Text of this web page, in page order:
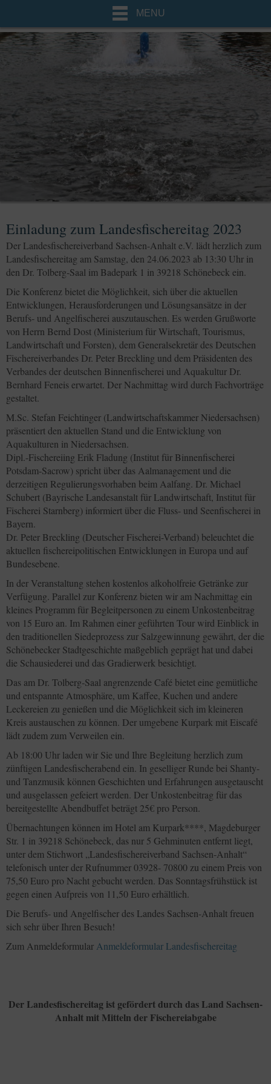
MENU
Einladung zum Landesfischereitag 2023
Der Landesfischereiverband Sachsen-Anhalt e.V. lädt herzlich zum
Landesfischereitag am Samstag, den 24.06.2023 ab 13:30 Uhr in
den Dr. Tolberg-Saal im Badepark 1 in 39218 Schönebeck ein.
Die Konferenz bietet die Möglichkeit, sich über die aktuellen
Entwicklungen, Herausforderungen und Lösungsansätze in der
Berufs- und Angelfischerei auszutauschen. Es werden Grußworte
von Herrn Bernd Dost (Ministerium für Wirtschaft, Tourismus,
Landwirtschaft und Forsten), dem Generalsekretär des Deutschen
Fischereiverbandes Dr. Peter Breckling und dem Präsidenten des
Verbandes der deutschen Binnenfischerei und Aquakultur Dr.
Bernhard Feneis erwartet. Der Nachmittag wird durch Fachvorträge
gestaltet.
M.Sc. Stefan Feichtinger (Landwirtschaftskammer Niedersachsen)
präsentiert den aktuellen Stand und die Entwicklung von
Aquakulturen in Niedersachsen.
Dipl.-Fischereiing Erik Fladung (Institut für Binnenfischerei
Potsdam-Sacrow) spricht über das Aalmanagement und die
derzeitigen Regulierungsvorhaben beim Aalfang. Dr. Michael
Schubert (Bayrische Landesanstalt für Landwirtschaft, Institut für
Fischerei Starnberg) informiert über die Fluss- und Seenfischerei in
Bayern.
Dr. Peter Breckling (Deutscher Fischerei-Verband) beleuchtet die
aktuellen fischereipolitischen Entwicklungen in Europa und auf
Bundesebene.
In der Veranstaltung stehen kostenlos alkoholfreie Getränke zur
Verfügung. Parallel zur Konferenz bieten wir am Nachmittag ein
kleines Programm für Begleitpersonen zu einem Unkostenbeitrag
von 15 Euro an. Im Rahmen einer geführten Tour wird Einblick in
den traditionellen Siedeprozess zur Salzgewinnung gewährt, der die
Schönebecker Stadtgeschichte maßgeblich geprägt hat und dabei
die Schausiederei und das Gradierwerk besichtigt.
Das am Dr. Tolberg-Saal angrenzende Café bietet eine gemütliche
und entspannte Atmosphäre, um Kaffee, Kuchen und andere
Leckereien zu genießen und die Möglichkeit sich im kleineren
Kreis austauschen zu können. Der umgebene Kurpark mit Eiscafé
lädt zudem zum Verweilen ein.
Ab 18:00 Uhr laden wir Sie und Ihre Begleitung herzlich zum
zünftigen Landesfischerabend ein. In geselliger Runde bei Shanty-
und Tanzmusik können Geschichten und Erfahrungen ausgetauscht
und ausgelassen gefeiert werden. Der Unkostenbeitrag für das
bereitgestellte Abendbuffet beträgt 25€ pro Person.
Übernachtungen können im Hotel am Kurpark****, Magdeburger
Str. 1 in 39218 Schönebeck, das nur 5 Gehminuten entfernt liegt,
unter dem Stichwort „Landesfischereiverband Sachsen-Anhalt“
telefonisch unter der Rufnummer 03928- 70800 zu einem Preis von
75,50 Euro pro Nacht gebucht werden. Das Sonntagsfrühstück ist
gegen einen Aufpreis von 11,50 Euro erhältlich.
Die Berufs- und Angelfischer des Landes Sachsen-Anhalt freuen
sich sehr über Ihren Besuch!
Zum Anmeldeformular Anmeldeformular Landesfischereitag
Der Landesfischereitag ist gefördert durch das Land Sachsen-
Anhalt mit Mitteln der Fischereiabgabe